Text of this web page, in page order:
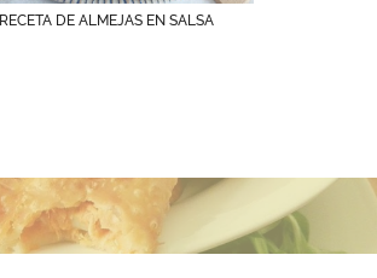
RECETA DE ALMEJAS EN SALSA